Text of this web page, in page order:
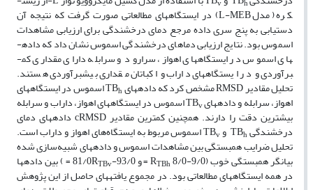
h
v
کره (مدل L-MEB) در ایستگاه­های مطالعاتی صورت گرفت که نتیجه آن
دستیابی به پنج سری داده مرجع دمای درخشندگی برای ارزیابی مشاهدات
اسموس بود. نتایج ارزیابی دماهای درخشندگی اسموس نشان داد که داده­
های اسموس در ایستگاه­های اهواز، سرارود و سرابله دارای مقداری کم­
برآوردی و در ایستگاه­های داراب و اکباتان مقداری بیش­برآوردی هستند.
تحلیل مقادیر RMSD مشخص کرد که داده­های TB h اسموس در ایستگاه­های
اهواز، سرابله و داده­های TBv اسموس در ایستگاه­های اهواز، داراب و سرابله
بیشترین دقت را دارند. همچنین کمترین مقادیر cRMSD داده­های دمای
درخشندگی TBh و TBv اسموس مربوط به ایستگاه‌های اهواز و داراب است.
تحلیل ضرایب همبستگی بین مشاهدات اسموس و داده­های شبیه‌سازی شده
بیانگر همبستگی خوب (9/0-8/0 R TBh = و 93/0-81/0R TBv = ) بین داده­ها
در همه ایستگاه­های مطالعاتی بود. در مجموع یافته­های حاصل از این پژوهش